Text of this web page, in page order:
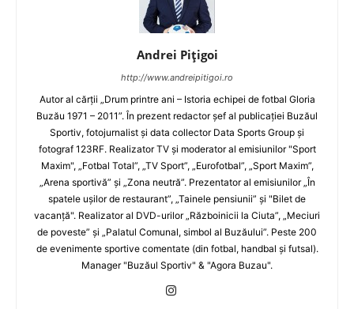
Andrei Pițigoi
http://www.andreipitigoi.ro
Autor al cărţii „Drum printre ani – Istoria echipei de fotbal Gloria
Buzău 1971 – 2011”. În prezent redactor şef al publicaţiei Buzăul
Sportiv, fotojurnalist şi data collector Data Sports Group şi
fotograf 123RF. Realizator TV şi moderator al emisiunilor "Sport
Maxim", „Fotbal Total”, „TV Sport”, „Eurofotbal”, „Sport Maxim”,
„Arena sportivă” şi „Zona neutră”. Prezentator al emisiunilor „În
spatele uşilor de restaurant”, „Tainele pensiunii” şi "Bilet de
vacanţă". Realizator al DVD-urilor „Războinicii la Ciuta”, „Meciuri
de poveste” şi „Palatul Comunal, simbol al Buzăului”. Peste 200
de evenimente sportive comentate (din fotbal, handbal şi futsal).
Manager "Buzăul Sportiv" & "Agora Buzau".